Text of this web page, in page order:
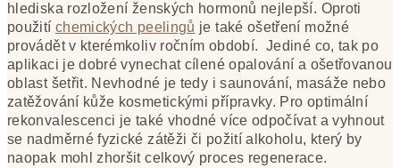
hlediska rozložení ženských hormonů nejlepší. Oproti
použití chemických peelingů je také ošetření možné
provádět v kterémkoliv ročním období. Jediné co, tak po
aplikaci je dobré vynechat cílené opalování a ošetřovanou
oblast šetřit. Nevhodné je tedy i saunování, masáže nebo
zatěžování kůže kosmetickými přípravky. Pro optimální
rekonvalescenci je také vhodné více odpočívat a vyhnout
se nadměrné fyzické zátěži či požití alkoholu, který by
naopak mohl zhoršit celkový proces regenerace.